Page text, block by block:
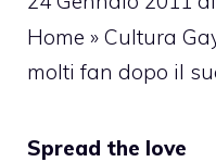
Home » Cultura
molti fan dopo il
Spread the love